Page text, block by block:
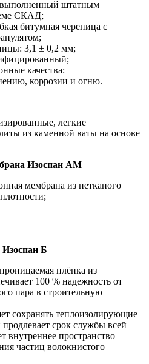
штатным
СКАД;
битумная черепица с
3,1 ± 0,2 мм;
качества:
коррозии и огню.
легкие
из каменной ваты на основе
Изоспан АМ
мембрана из нетканого
Б
плёнка из
100 % надежность от
пара в строительную
сохранять теплоизолирующие
продлевает срок службы всей
внутреннее пространство
частиц волокнистого